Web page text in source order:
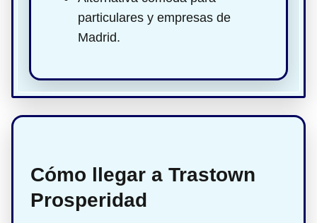
particulares y empresas de
Madrid.
Cómo llegar a Trastown
Prosperidad